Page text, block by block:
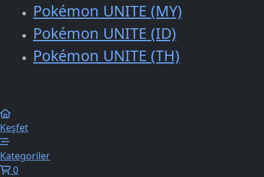
Pokémon UNITE (MY)
Pokémon UNITE (ID)
Pokémon UNITE (TH)
Keşfet
Kategoriler
0